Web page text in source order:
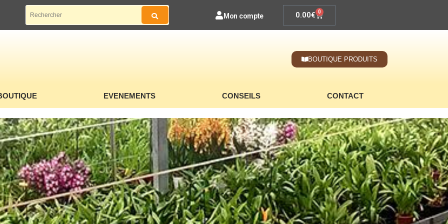
Mon compte 0.00€ 0
BOUTIQUE PRODUITS
EVENEMENTS CONSEILS CONTACT